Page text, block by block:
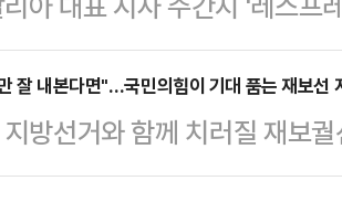
전쟁 등 통제 불가능한 상황
법적 …
기된다. 결국 서울시장 적임자
목소리가 나온다.오세훈 서울
'시민이 원하는 것만 하는
챙기는 일, 지금 당장 필요한
연한 가장…
제사회에 큰 충격을 주고 있다
나 실제로 촬영된 사실이 확
시간) 레스프레소는 '학대
요르단강 서안지구에서 이
잘 내본다면"…국민의힘이 기대 품는 재보선
방선거와 함께 치러질 재보
민의힘 내부에선 일부 지역구